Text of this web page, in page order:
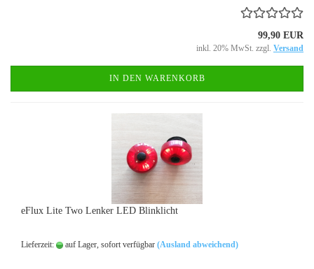
99,90 EUR
inkl. 20% MwSt. zzgl. Versand
IN DEN WARENKORB
eFlux Lite Two Lenker LED Blinklicht
Lieferzeit: auf Lager, sofort verfügbar (Ausland abweichend)